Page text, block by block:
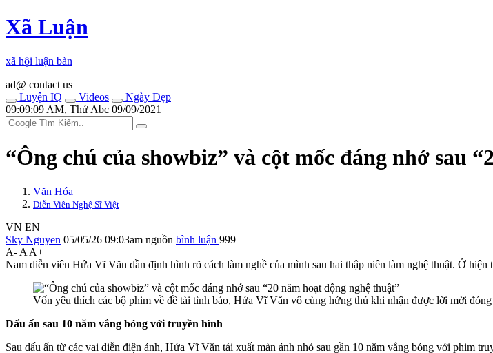
Xã Luận
xã hội luận bàn
ad@ contact us
Luyện IQ
Videos
Ngày Đẹp
09:09:09 AM, Thứ Abc 09/09/2021
“Ông chú của showbiz” và cột mốc đáng nhớ sau
Văn Hóa
Diễn Viên Nghệ Sĩ Việt
VN EN
Sky Nguyen 05/05/26 09:03am nguồn bình luận 999
A- A A+
Nam diễn viên Hứa Vĩ Văn dần định hình rõ cách làm nghề của mình sau hai thập niên làm nghệ thuật. Ở
Vốn yêu thích các bộ phim về đề tài tình báo, Hứa Vĩ Văn vô cùng hứng thú khi nhận được lời mời
Dấu ấn sau 10 năm vắng bóng với truyền hình
Sau dấu ấn từ các vai diễn điện ảnh, Hứa Vĩ Văn tái xuất màn ảnh nhỏ sau gần 10 năm vắng bóng với phim